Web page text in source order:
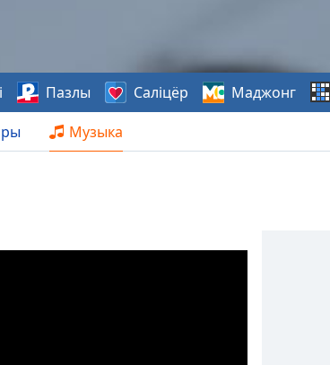
Музыка
Пазлы Саліцёр Маджонг